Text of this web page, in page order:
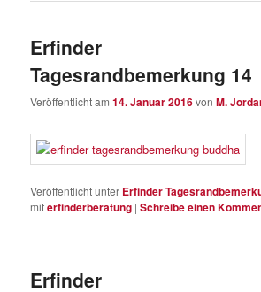
Erfinder
Tagesrandbemerkung 14
Veröffentlicht am14. Januar 2016vonM.
Veröffentlicht unter Erfinder
miterfinderberatung |Schreibe einen
Erfinder